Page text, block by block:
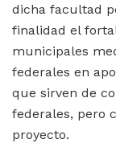
dicha facultad
finalidad el
municipales
federales en
que sirven de
federales, pero
proyecto.